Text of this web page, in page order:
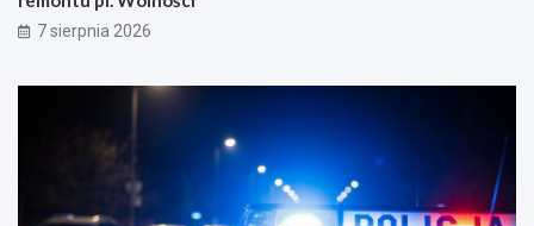
7 sierpnia 2026